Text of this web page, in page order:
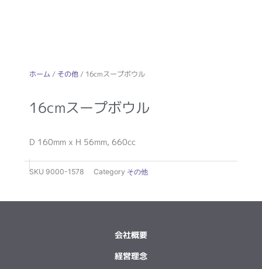
ホーム / その他/ 16cmスープボウル
16cmスープボウル
D 160mm x H 56mm, 660cc
SKU 9000-1578 Category その他
会社概要
経営理念